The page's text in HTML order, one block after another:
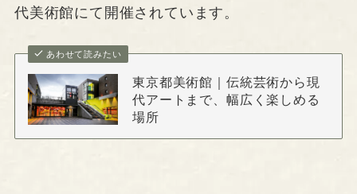
代美術館にて開催されています。
あわせて読みたい
東京都美術館｜伝統芸術から現
代アートまで、幅広く楽しめる
場所